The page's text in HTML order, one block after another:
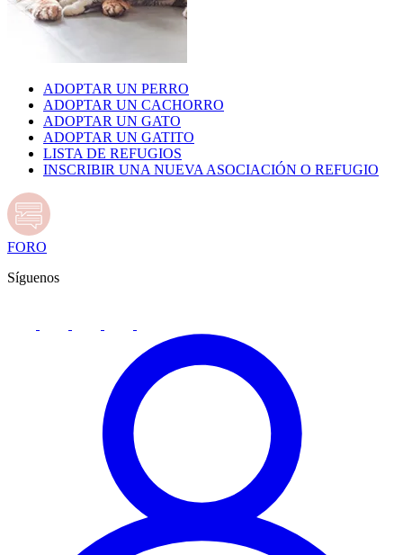
ADOPTAR UN PERRO
ADOPTAR UN CACHORRO
ADOPTAR UN GATO
ADOPTAR UN GATITO
LISTA DE REFUGIOS
INSCRIBIR UNA NUEVA ASOCIACIÓN O REFUGIO
FORO
Síguenos